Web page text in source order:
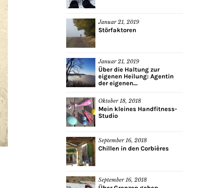
Januar 21, 2019
Störfaktoren
Januar 21, 2019
Über die Haltung zur
eigenen Heilung: Agentin
der eigenen...
Oktober 18, 2018
Mein kleines Handfitness-
Studio
September 16, 2018
Chillen in den Corbières
September 16, 2018